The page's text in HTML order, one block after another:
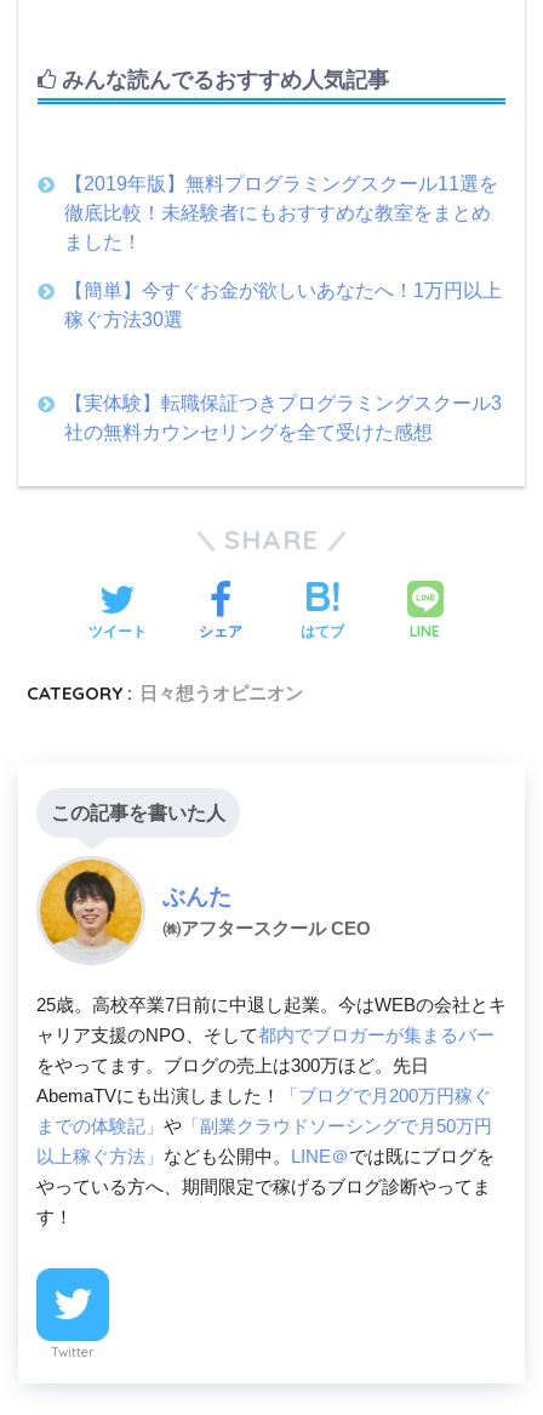
みんな読んでるおすすめ人気記事
【2019年版】無料プログラミングスクール11選を
徹底比較！未経験者にもおすすめな教室をまとめ
ました！
【簡単】今すぐお金が欲しいあなたへ！1万円以上
稼ぐ方法30選
【実体験】転職保証つきプログラミングスクール3
社の無料カウンセリングを全て受けた感想
SHARE
ツイート シェア はてブ LINE
CATEGORY : 日々想うオピニオン
この記事を書いた人
ぶんた
㈱アフタースクール CEO
25歳。高校卒業7日前に中退し起業。今はWEBの会社とキ
ャリア支援のNPO、そして都内でブロガーが集まるバー
をやってます。ブログの売上は300万ほど。先日
AbemaTVにも出演しました！
「ブログで月200万円稼ぐ
までの体験記」 や 「副業クラウドソーシングで月50万円
以上稼ぐ方法」 なども公開中。 LINE＠では既にブログを
やっている方へ、期間限定で稼げるブログ診断やってま
す！
Twitter